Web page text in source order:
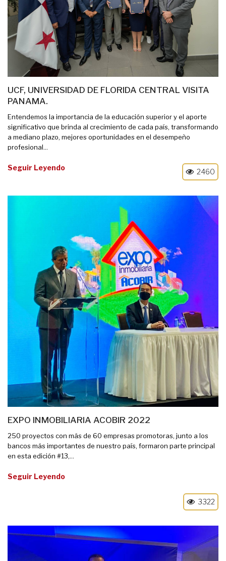
UCF, UNIVERSIDAD DE FLORIDA CENTRAL VISITA
PANAMA.
Entendemos la importancia de la educación superior y el aporte
significativo que brinda al crecimiento de cada país, transformando
a mediano plazo, mejores oportunidades en el desempeño
profesional...
Seguir Leyendo 2460
EXPO INMOBILIARIA ACOBIR 2022
250 proyectos con más de 60 empresas promotoras, junto a los
bancos más importantes de nuestro país, formaron parte principal
en esta edición #13,...
Seguir Leyendo
3322